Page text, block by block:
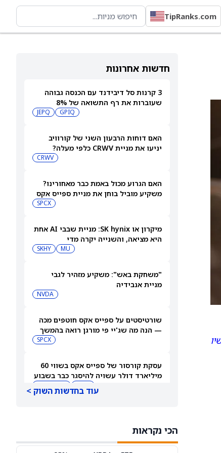
TipRanks.com
חדשות אחרונות
3 קרנות סל דיבידנד עם הכנסה גבוהה
שעוברות את רף התשואה של 8%
GPIQ
JEPQ
האם דוחות הרבעון השני של קורוויב
יניעו את מניית CRWV כלפי מעלה?
CRWV
האם הגרוע מכול באמת כבר מאחורינו?
משקיע מוביל בוחן את מניית ספייס אקס
SPCX
מיקרון או SK hynix: מניית שבבי AI אחת
היא מציאה, והשנייה יקרה מדי
MU
SKHY
"משחקת באש": משקיע מזהיר לגבי
מניית אנבידיה
NVDA
שורטיסטים על ספייס אקס חוטפים מכה
— הנה מה שג'יי פי מורגן רואה בהמשך
SPCX
עסקת קורסור של ספייס אקס בשווי 60
מיליארד דולר עשויה להיסגר כבר בשבוע
לטסלה
עוד בחדשות השוק >
הכי נקראות